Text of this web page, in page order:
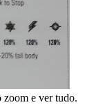
zoom e ver tudo.